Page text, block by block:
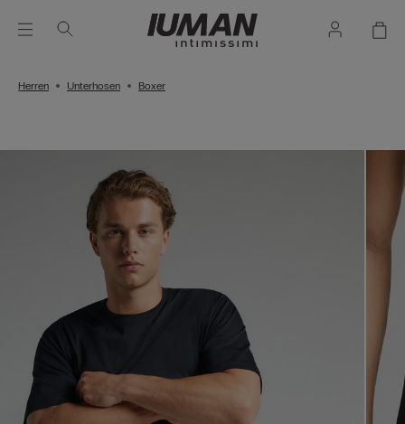
Herren Unterhosen Boxer